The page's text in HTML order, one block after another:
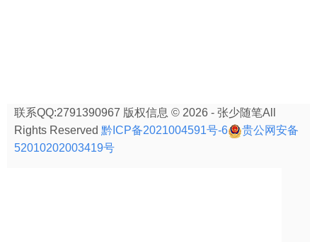
联系QQ:2791390967 版权信息 © 2026 - 张少随笔All
Rights Reserved 黔ICP备2021004591号-6
贵公网安备
52010202003419号